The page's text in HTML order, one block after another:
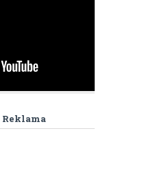
Reklama